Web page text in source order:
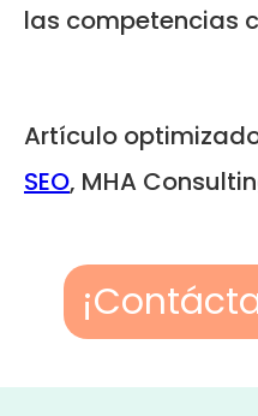
las competencias
Artículo
SEO, MHA